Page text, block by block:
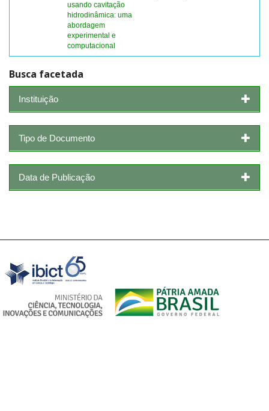
usando cavitação
hidrodinâmica: uma
abordagem
experimental e
computacional
Busca facetada
Instituição
Tipo de Documento
Data de Publicação